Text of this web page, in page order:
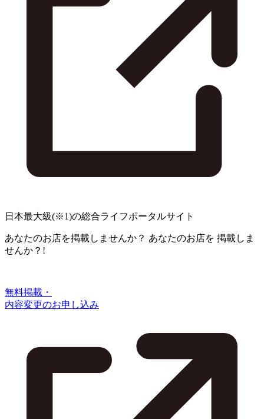
日本最大級(※1)の総合ライフポータルサイト
あなたのお店を掲載しませんか？ あなたのお店を 掲載しま
せんか？!
無料掲載・
内容変更のお申し込み